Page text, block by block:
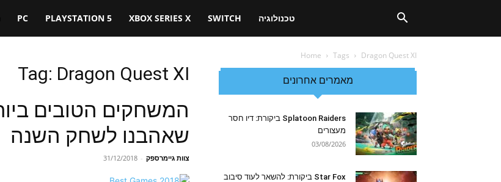
PC PLAYSTATION 5 XBOX SERIES X SWITCH טכנולוגיה
Home Tags Dragon Quest XI
Tag: Dragon Quest XI
שאהבנו לשחק השנה
צוות גיימרספק -
31/12/2018
מאמרים אחרונים
Splatoon Raiders ביקורת: דיו חסר
מעצורים
03/08/2026
Star Fox ביקורת: להשאר לעוד סיבוב